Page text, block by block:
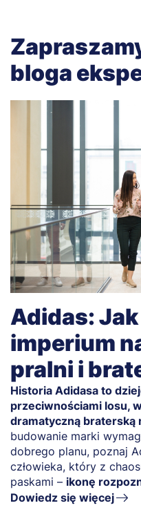
bloga
Adidas:
imperium
pralni i
Historia Adidasa to
przeciwnościami losu,
dramatyczną braterską
budowanie marki
dobrego planu, poznaj
człowieka, który z
paskami – ikonę
Dowiedz się więcej